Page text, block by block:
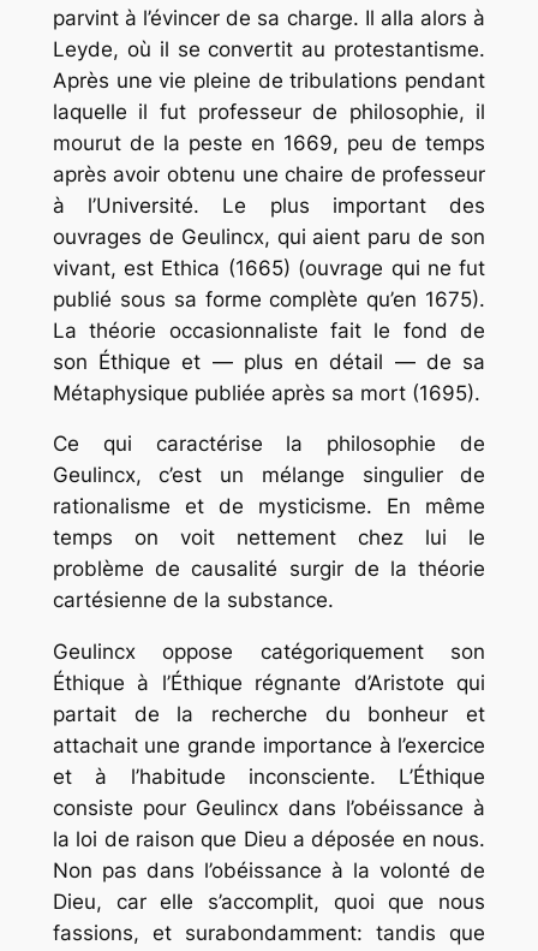
parvint à l’évincer de sa charge. Il alla alors à
Leyde, où il se convertit au protestantisme.
Après une vie pleine de tribulations pendant
laquelle il fut professeur de philosophie, il
mourut de la peste en 1669, peu de temps
après avoir obtenu une chaire de professeur
à l’Université. Le plus important des
ouvrages de Geulincx, qui aient paru de son
vivant, est Ethica (1665) (ouvrage qui ne fut
publié sous sa forme complète qu’en 1675).
La théorie occasionnaliste fait le fond de
son Éthique et — plus en détail — de sa
Métaphysique publiée après sa mort (1695).
Ce qui caractérise la philosophie de
Geulincx, c’est un mélange singulier de
rationalisme et de mysticisme. En même
temps on voit nettement chez lui le
problème de causalité surgir de la théorie
cartésienne de la substance.
Geulincx oppose catégoriquement son
Éthique à l’Éthique régnante d’Aristote qui
partait de la recherche du bonheur et
attachait une grande importance à l’exercice
et à l’habitude inconsciente. L’Éthique
consiste pour Geulincx dans l’obéissance à
la loi de raison que Dieu a déposée en nous.
Non pas dans l’obéissance à la volonté de
Dieu, car elle s’accomplit, quoi que nous
fassions, et surabondamment: tandis que